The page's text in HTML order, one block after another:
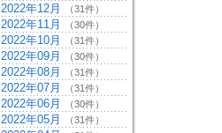
2022年12月 （31件）
2022年11月 （30件）
2022年10月 （31件）
2022年09月 （30件）
2022年08月 （31件）
2022年07月 （31件）
2022年06月 （30件）
2022年05月 （31件）